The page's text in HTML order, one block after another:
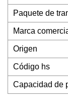
Paquete de
Marca
Origen
Código hs
Capacidad de